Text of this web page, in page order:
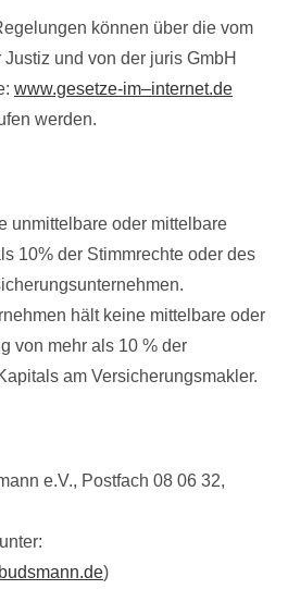
können über die vom
und von der juris GmbH
www.gesetze-im–internet.de
werden.
unmittelbare oder mittelbare
10% der Stimmrechte oder des
hält keine mittelbare oder
von mehr als 10 % der
am Versicherungsmakler.
e.V., Postfach 08 06 32,
)